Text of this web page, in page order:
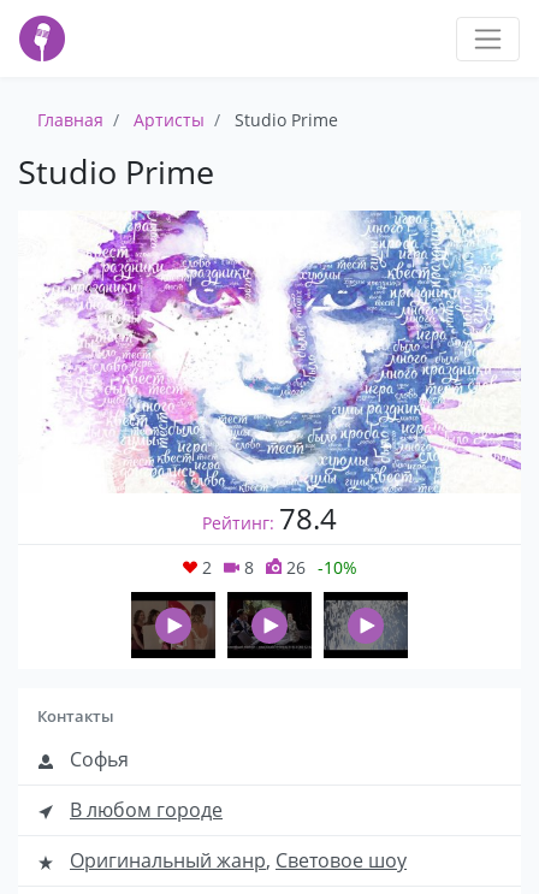
Главная Артисты Studio Prime
Studio Prime
Рейтинг: 78.4
2 8 26 -10%
Контакты
Софья
В любом городе
Оригинальный жанр, Световое шоу